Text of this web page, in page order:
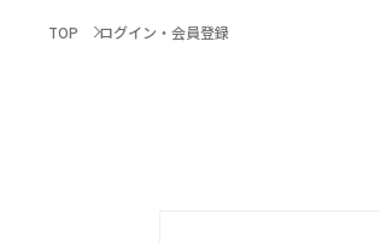
TOP ログイン・会員登録